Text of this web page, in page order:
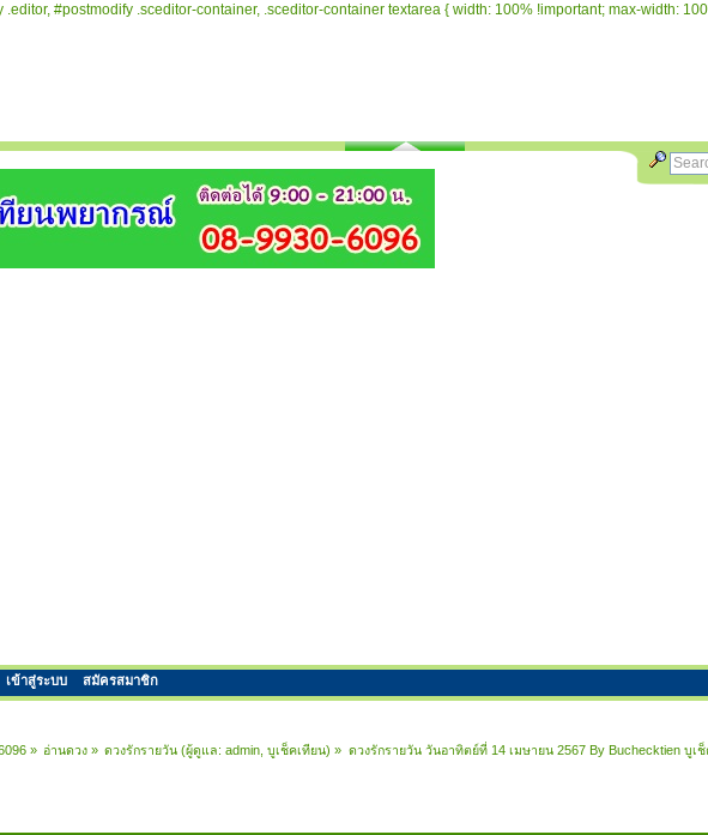
#postmodify .sceditor-container, .sceditor-container textarea { width: 100% !important; max-width:
เข้าสู่ระบบ สมัครสมาชิก
» อ่านดวง» ดวงรักรายวัน (ผู้ดูแล:admin,บูเช็คเทียน) » ดวงรักรายวัน วันอาทิตย์ที่ 14 เมษายน 2567 By Buchecktien บูเ